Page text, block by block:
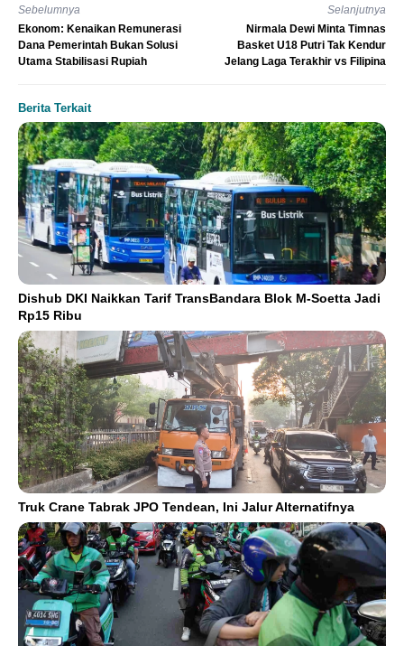
Sebelumnya
Ekonom: Kenaikan Remunerasi
Dana Pemerintah Bukan Solusi
Utama Stabilisasi Rupiah
Selanjutnya
Nirmala Dewi Minta Timnas
Basket U18 Putri Tak Kendur
Jelang Laga Terakhir vs Filipina
Berita Terkait
Dishub DKI Naikkan Tarif TransBandara Blok M-Soetta Jadi
Rp15 Ribu
Truk Crane Tabrak JPO Tendean, Ini Jalur Alternatifnya